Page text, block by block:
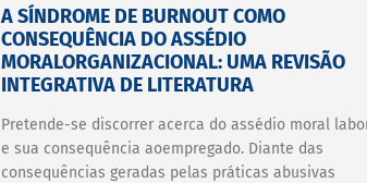
A SÍNDROME DE BURNOUT COMO
CONSEQUÊNCIA DO ASSÉDIO
MORALORGANIZACIONAL: UMA REVISÃO
INTEGRATIVA DE LITERATURA
Pretende-se discorrer acerca do assédio moral
e sua consequência aoempregado. Diante das
consequências geradas pelas práticas abusivas